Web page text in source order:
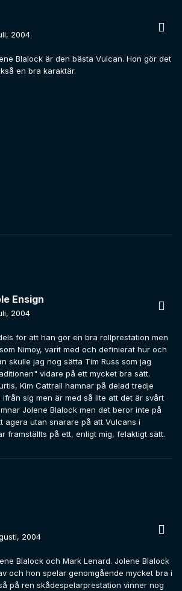
2004
Blalock är den bästa Vulcan. Hon gör det
en bra karaktär.
Ensign
2004
för att han gör en bra rollprestation men
Nimoy, varit med och definierat hur och
skulle jag nog sätta Tim Russ som jag
vidare på ett mycket bra sätt.
Kim Cattrall hamnar på delad tredje
sig men är med så lite att det är svårt
Jolene Blalock men det beror inte på
agera utan snarare på att Vulcans i
framställts på ett, enligt mig, felaktigt sätt.
2004
Blalock och Mark Lenard. Jolene Blalock
och hon spelar genomgående mycket bra i
på ren skådespelarprestation vinner nog